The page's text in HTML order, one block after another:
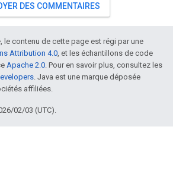
DES COMMENTAIRES
le contenu de cette page est régi par une
Attribution 4.0 , et les échantillons de code
Apache 2.0 . Pour en savoir plus, consultez les
. Java est une marque déposée
affiliées.
02/03 (UTC).